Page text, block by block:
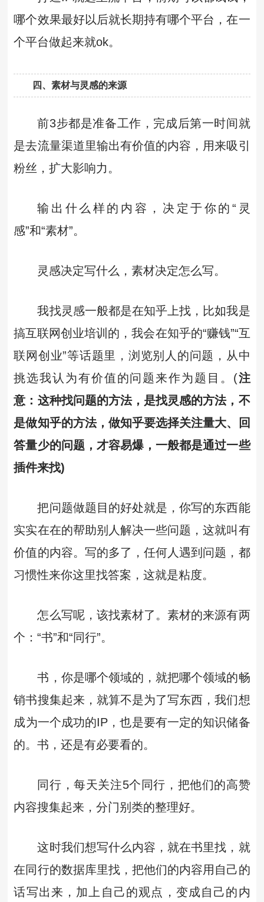
哪个效果最好以后就长期持有哪个平台，在一
个平台做起来就ok。
四、素材与灵感的来源
前3步都是准备工作，完成后第一时间就
是去流量渠道里输出有价值的内容，用来吸引
粉丝，扩大影响力。
输出什么样的内容，决定于你的“灵
感”和“素材”。
灵感决定写什么，素材决定怎么写。
我找灵感一般都是在知乎上找，比如我是
搞互联网创业培训的，我会在知乎的“赚钱”“互
联网创业”等话题里，浏览别人的问题，从中
挑选我认为有价值的问题来作为题目。(注
意：这种找问题的方法，是找灵感的方法，不
是做知乎的方法，做知乎要选择关注量大、回
答量少的问题，才容易爆，一般都是通过一些
插件来找)
把问题做题目的好处就是，你写的东西能
实实在在的帮助别人解决一些问题，这就叫有
价值的内容。写的多了，任何人遇到问题，都
习惯性来你这里找答案，这就是粘度。
怎么写呢，该找素材了。素材的来源有两
个：“书”和“同行”。
书，你是哪个领域的，就把哪个领域的畅
销书搜集起来，就算不是为了写东西，我们想
成为一个成功的IP，也是要有一定的知识储备
的。书，还是有必要看的。
同行，每天关注5个同行，把他们的高赞
内容搜集起来，分门别类的整理好。
这时我们想写什么内容，就在书里找，就
在同行的数据库里找，把他们的内容用自己的
话写出来，加上自己的观点，变成自己的内